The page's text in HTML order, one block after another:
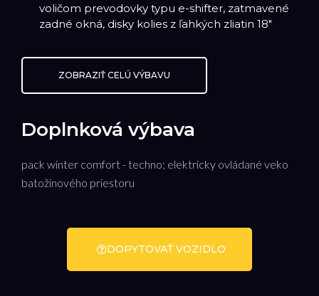
voličom prevodovky typu e-shifter, zatmavené
zadné okná, disky kolies z ľahkých zliatin 18"
ZOBRAZIŤ CELÚ VÝBAVU
Doplnková výbava
pack winter comfort - techno; elektricky ovládané veko
batožinového priestoru
DOPYTOVAŤ VOZIDLO